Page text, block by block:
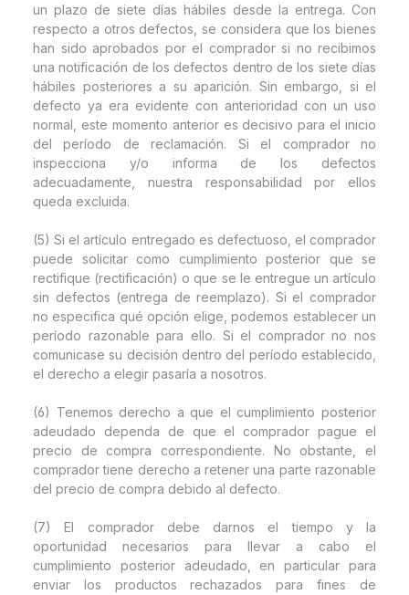
un plazo de siete días hábiles desde la entrega. Con
respecto a otros defectos, se considera que los bienes
han sido aprobados por el comprador si no recibimos
una notificación de los defectos dentro de los siete días
hábiles posteriores a su aparición. Sin embargo, si el
defecto ya era evidente con anterioridad con un uso
normal, este momento anterior es decisivo para el inicio
del período de reclamación. Si el comprador no
inspecciona y/o informa de los defectos
adecuadamente, nuestra responsabilidad por ellos
queda excluida.
(5) Si el artículo entregado es defectuoso, el comprador
puede solicitar como cumplimiento posterior que se
rectifique (rectificación) o que se le entregue un artículo
sin defectos (entrega de reemplazo). Si el comprador
no especifica qué opción elige, podemos establecer un
período razonable para ello. Si el comprador no nos
comunicase su decisión dentro del período establecido,
el derecho a elegir pasaría a nosotros.
(6) Tenemos derecho a que el cumplimiento posterior
adeudado dependa de que el comprador pague el
precio de compra correspondiente. No obstante, el
comprador tiene derecho a retener una parte razonable
del precio de compra debido al defecto.
(7) El comprador debe darnos el tiempo y la
oportunidad necesarios para llevar a cabo el
cumplimiento posterior adeudado, en particular para
enviar los productos rechazados para fines de